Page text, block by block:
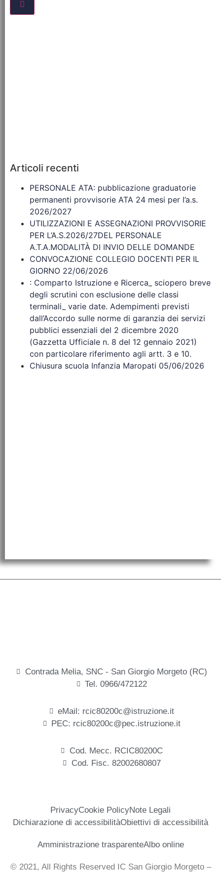
Articoli recenti
PERSONALE ATA: pubblicazione graduatorie
permanenti provvisorie ATA 24 mesi per l’a.s.
2026/2027
UTILIZZAZIONI E ASSEGNAZIONI PROVVISORIE
PER L’A.S.2026/27DEL PERSONALE
A.T.A.MODALITÀ DI INVIO DELLE DOMANDE
CONVOCAZIONE COLLEGIO DOCENTI PER IL
GIORNO 22/06/2026
: Comparto Istruzione e Ricerca_ sciopero breve
degli scrutini con esclusione delle classi
terminali_ varie date. Adempimenti previsti
dall’Accordo sulle norme di garanzia dei servizi
pubblici essenziali del 2 dicembre 2020
(Gazzetta Ufficiale n. 8 del 12 gennaio 2021)
con particolare riferimento agli artt. 3 e 10.
Chiusura scuola Infanzia Maropati 05/06/2026
Contrada Melia, SNC - San Giorgio Morgeto (RC)
Tel. 0966/472122
eMail: rcic80200c@istruzione.it
PEC: rcic80200c@pec.istruzione.it
Cod. Mecc. RCIC80200C
Cod. Fisc. 82002680807
PrivacyCookie PolicyNote Legali
Dichiarazione di accessibilitàObiettivi di accessibilità
Amministrazione trasparenteAlbo online
© 2021, All Rights Reserved IC San Giorgio Morgeto –